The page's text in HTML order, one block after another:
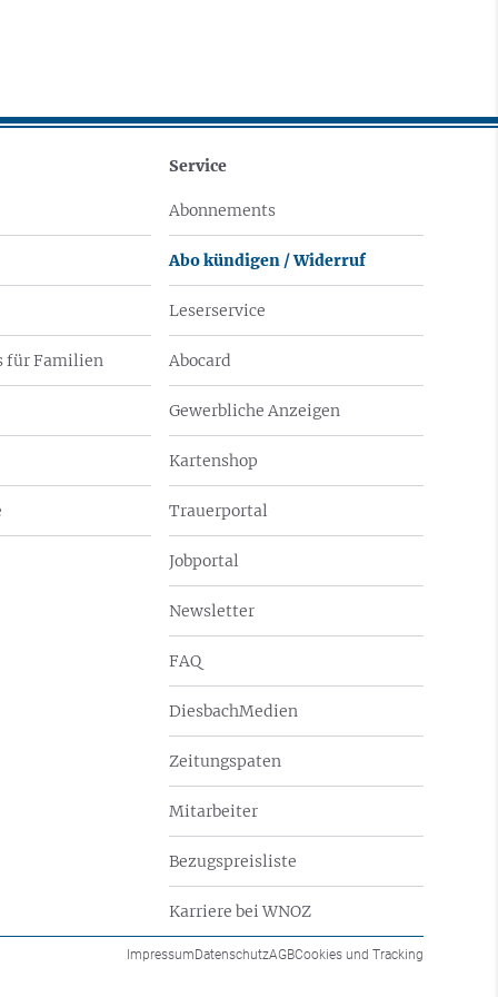
für Familien
Service
Abonnements
Abo kündigen / Widerruf
Leserservice
Abocard
Gewerbliche Anzeigen
Kartenshop
Trauerportal
Jobportal
Newsletter
FAQ
DiesbachMedien
Zeitungspaten
Mitarbeiter
Bezugspreisliste
Karriere bei WNOZ
ImpressumDatenschutzAGBCookies und Tracking